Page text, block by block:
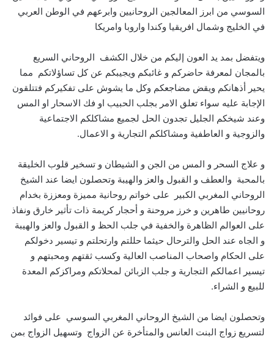
السوسي من ابرز المعالجين الروحانيين وابرعهم في الوطن العربي
في الخليج وشمال افريقيا وكندا واروبا وامريكا
ويتفضل بمد يد العون إليكم من خلال الكشف الروحاني السريع
بالمجان لمعرفة حاضركم و غائبكم ويجيبكم عن كل تساؤلاتكم مما
يحير أذهانكم ويقض مضاجعكم وكل ما يشوش على تفكيركم فتتلقون
الإجابة عليه سواء تعلق الامر بجلب الحبيب او فك الاسحار او المس
وعند شيخكم الجليل تجدون الحل لجميع مشاكلكم الاجتماعية
والزوجية و العاطفية ومشاكلكم التجارية و الاعمال.
و علاج السحر و المس من الجن و الشيطان و تسخير قلوب الخليقة
بالمحبة والعطف و القبول والعز والهيبة وتحصلون ايضا عند الشيخ
الروحاني المغربي الكبير على خواتم روحانية مميزة ومعززة بخدام
روحانيين طاهرين و خرز مروحنة و أحجار كريمة ذات تأثير خارق ونفاذ
على العوالم الظاهرة والخفية في جلب الحظ و القبول والعز والهيبة
و الجاه عند الحل والترحال حيثما حللتم وارتحلتم و تيسير دخولكم
على الحكام واصحاب المناصب العالية وكسب ثقتهم ومحبتهم و
تيسير اعمالكم التجارية و جلب الزبائن لمحلاتكم ومراكزكم المعدة
للبيع و الشراء.
وتحصلون ايضا من الشيخ الروحاني المغربي السوسي على فوائد
لتسريع زواج البنت العانس والمتأخرة عن الزواج وتسهيل الزواج بمن